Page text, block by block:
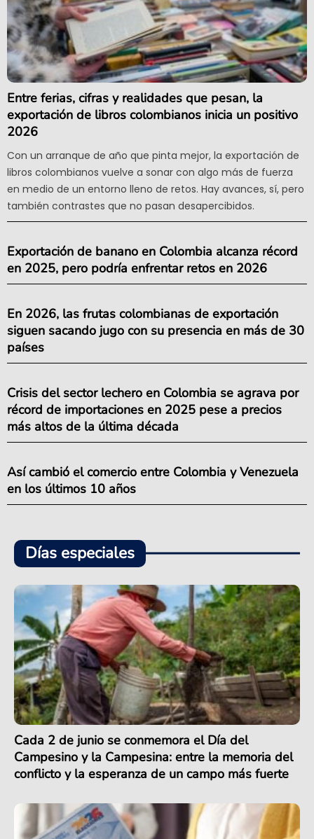
Entre ferias, cifras y realidades que pesan, la
exportación de libros colombianos inicia un positivo
2026
Con un arranque de año que pinta mejor, la exportación de
libros colombianos vuelve a sonar con algo más de fuerza
en medio de un entorno lleno de retos. Hay avances, sí, pero
también contrastes que no pasan desapercibidos.
Exportación de banano en Colombia alcanza récord
en 2025, pero podría enfrentar retos en 2026
En 2026, las frutas colombianas de exportación
siguen sacando jugo con su presencia en más de 30
países
Crisis del sector lechero en Colombia se agrava por
récord de importaciones en 2025 pese a precios
más altos de la última década
Así cambió el comercio entre Colombia y Venezuela
en los últimos 10 años
Días especiales
Cada 2 de junio se conmemora el Día del
Campesino y la Campesina: entre la memoria del
conflicto y la esperanza de un campo más fuerte